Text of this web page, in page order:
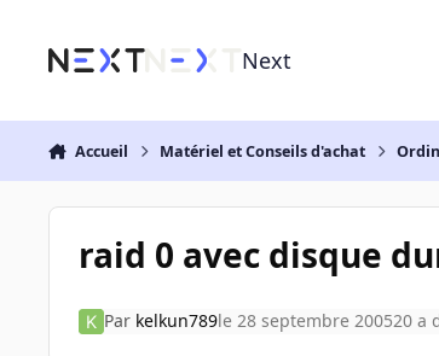
Next
Accueil Matériel et Conseils d'achat
raid 0 avec disque
Par kelkun789le 28 septembre 200520 a